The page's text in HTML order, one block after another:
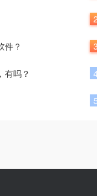
件？
有吗？